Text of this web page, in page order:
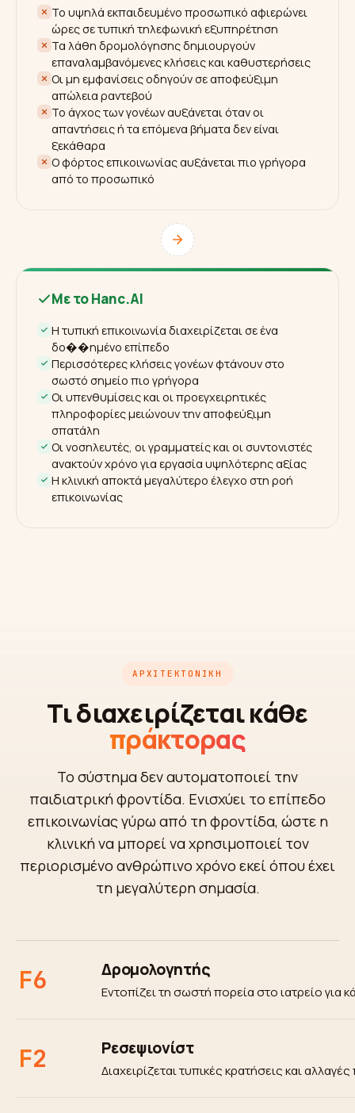
Το υψηλά εκπαιδευμένο προσωπικό αφιερώνει
ώρες σε τυπική τηλεφωνική εξυπηρέτηση
Τα λάθη δρομολόγησης δημιουργούν
επαναλαμβανόμενες κλήσεις και καθυστερήσεις
Οι μη εμφανίσεις οδηγούν σε αποφεύξιμη
απώλεια ραντεβού
Το άγχος των γονέων αυξάνεται όταν οι
απαντήσεις ή τα επόμενα βήματα δεν είναι
ξεκάθαρα
Ο φόρτος επικοινωνίας αυξάνεται πιο γρήγορα
από το προσωπικό
Με το Hanc.AI
Η τυπική επικοινωνία διαχειρίζεται σε ένα
δο��ημένο επίπεδο
Περισσότερες κλήσεις γονέων φτάνουν στο
σωστό σημείο πιο γρήγορα
Οι υπενθυμίσεις και οι προεγχειρητικές
πληροφορίες μειώνουν την αποφεύξιμη
σπατάλη
Οι νοσηλευτές, οι γραμματείς και οι συντονιστές
ανακτούν χρόνο για εργασία υψηλότερης αξίας
Η κλινική αποκτά μεγαλύτερο έλεγχο στη ροή
επικοινωνίας
ΑΡΧΙΤΕΚΤΟΝΙΚΉ
Τι διαχειρίζεται κάθε
πράκτορας
Το σύστημα δεν αυτοματοποιεί την
παιδιατρική φροντίδα. Ενισχύει το επίπεδο
επικοινωνίας γύρω από τη φροντίδα, ώστε η
κλινική να μπορεί να χρησιμοποιεί τον
περιορισμένο ανθρώπινο χρόνο εκεί όπου έχει
τη μεγαλύτερη σημασία.
F6 Δρομολογητής
Εντοπίζει τη σωστή πορεία στο ιατρείο για
F2 Ρεσεψιονίστ
Διαχειρίζεται τυπικές κρατήσεις και